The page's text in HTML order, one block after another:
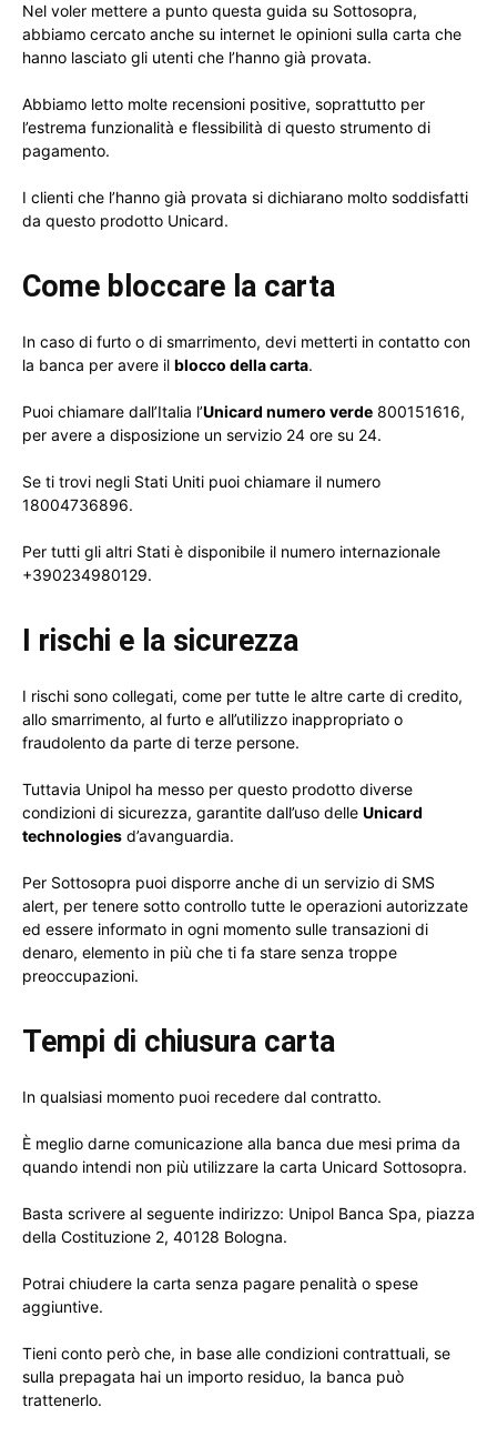
Nel voler mettere a punto questa guida su Sottosopra,
abbiamo cercato anche su internet le opinioni sulla carta che
hanno lasciato gli utenti che l’hanno già provata.
Abbiamo letto molte recensioni positive, soprattutto per
l’estrema funzionalità e flessibilità di questo strumento di
pagamento.
I clienti che l’hanno già provata si dichiarano molto soddisfatti
da questo prodotto Unicard.
Come bloccare la carta
In caso di furto o di smarrimento, devi metterti in contatto con
la banca per avere il blocco della carta.
Puoi chiamare dall’Italia l’Unicard numero verde 800151616,
per avere a disposizione un servizio 24 ore su 24.
Se ti trovi negli Stati Uniti puoi chiamare il numero
18004736896.
Per tutti gli altri Stati è disponibile il numero internazionale
+390234980129.
I rischi e la sicurezza
I rischi sono collegati, come per tutte le altre carte di credito,
allo smarrimento, al furto e all’utilizzo inappropriato o
fraudolento da parte di terze persone.
Tuttavia Unipol ha messo per questo prodotto diverse
condizioni di sicurezza, garantite dall’uso delle Unicard
technologies d’avanguardia.
Per Sottosopra puoi disporre anche di un servizio di SMS
alert, per tenere sotto controllo tutte le operazioni autorizzate
ed essere informato in ogni momento sulle transazioni di
denaro, elemento in più che ti fa stare senza troppe
preoccupazioni.
Tempi di chiusura carta
In qualsiasi momento puoi recedere dal contratto.
È meglio darne comunicazione alla banca due mesi prima da
quando intendi non più utilizzare la carta Unicard Sottosopra.
Basta scrivere al seguente indirizzo: Unipol Banca Spa, piazza
della Costituzione 2, 40128 Bologna.
Potrai chiudere la carta senza pagare penalità o spese
aggiuntive.
Tieni conto però che, in base alle condizioni contrattuali, se
sulla prepagata hai un importo residuo, la banca può
trattenerlo.